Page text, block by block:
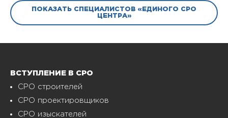
ПОКАЗАТЬ СПЕЦИАЛИСТОВ «ЕДИНОГО СРО
ЦЕНТРА»
ВСТУПЛЕНИЕ В СРО
СРО строителей
СРО проектировщиков
СРО изыскателей